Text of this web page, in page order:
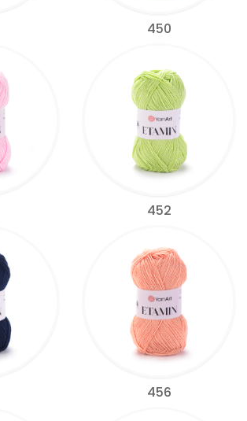
450
452
456